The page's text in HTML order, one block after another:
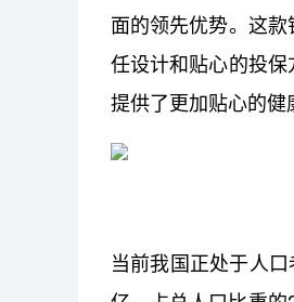
面的领先优势。这
任设计和贴心的投
提供了更加贴心的健
当前我国正处于人